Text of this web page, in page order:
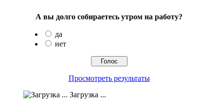
А вы долго собираетесь утром на работу?
да
нет
Просмотреть результаты
Загрузка ...